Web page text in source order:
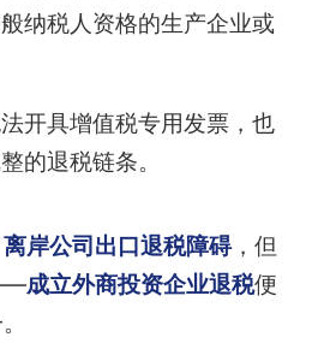
纳税人资格的生产企业或
开具增值税专用发票，也
的退税链条。
离岸公司出口退税障碍，但
成立外商投资企业退税便